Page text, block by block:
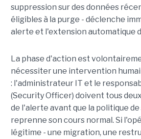
suppression sur des données
éligibles à la purge - déclenche
alerte et l'extension automatique
La phase d'action est
nécessiter une intervention
: l'administrateur IT et le
(Security Officer) doivent tous
de l'alerte avant que la politique
reprenne son cours normal. Si
légitime - une migration, une